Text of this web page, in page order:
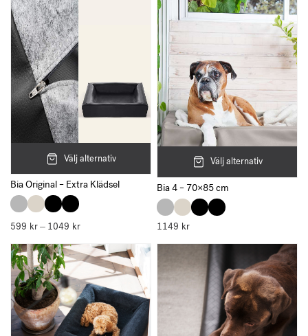
Välj alternativ
Bia Original – Extra Klädsel
599 kr – 1049 krPrisintervall:
1049 kr
Välj alternativ
Bia 4 – 70×85 cm
1149 kr